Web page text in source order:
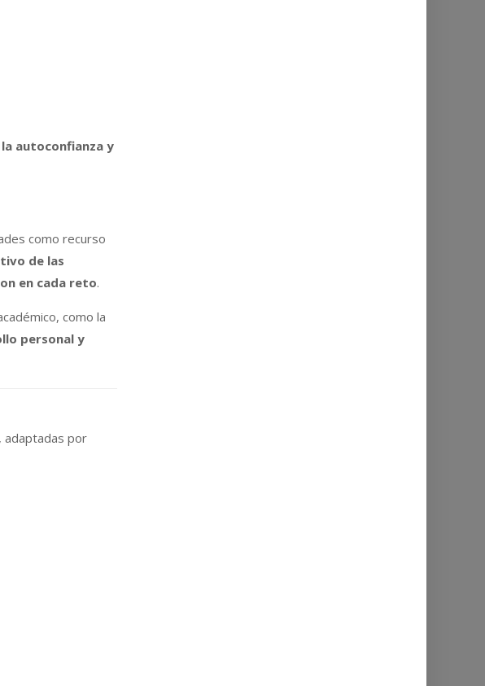
autoconfianza y
como recurso
de las
en cada reto.
como la
personal y
adaptadas por